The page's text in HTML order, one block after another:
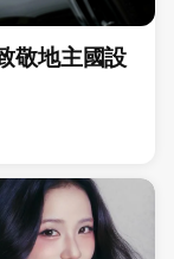
敬地主國設